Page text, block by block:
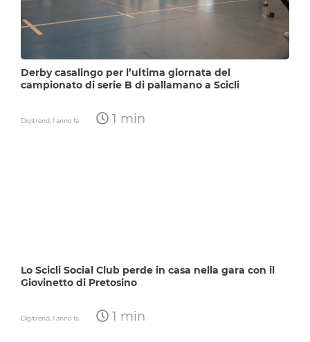
Derby casalingo per l’ultima giornata del
campionato di serie B di pallamano a Scicli
Digitrend,1 anno fa 1 min
Lo Scicli Social Club perde in casa nella gara con il
Giovinetto di Pretosino
Digitrend,1 anno fa 1 min